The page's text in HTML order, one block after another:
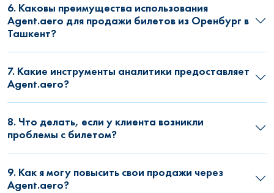
6. Каковы преимущества использования
Agent.aero для продажи билетов из Оренбург в
Ташкент?
7. Какие инструменты аналитики предоставляет
Agent.aero?
8. Что делать, если у клиента возникли
проблемы с билетом?
9. Как я могу повысить свои продажи через
Agent.aero?